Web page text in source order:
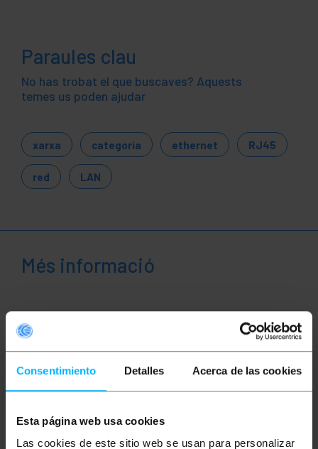
Consentimiento Detalles Acerca de las cookies
Esta página web usa cookies
Las cookies de este sitio web se usan para personalizar
Paraules clau
No has trobat el que buscaves? Aquests
temes us poden ajudar
xarxa categoria ethernet RJ45
red LAN
Més informació
Descripció
(Cat.6) de 10 m i de color negre que permet tant la
nivell domèstic com empresarial (ús professional).
connexió ethernet tals com , portàtils, ordinadors,